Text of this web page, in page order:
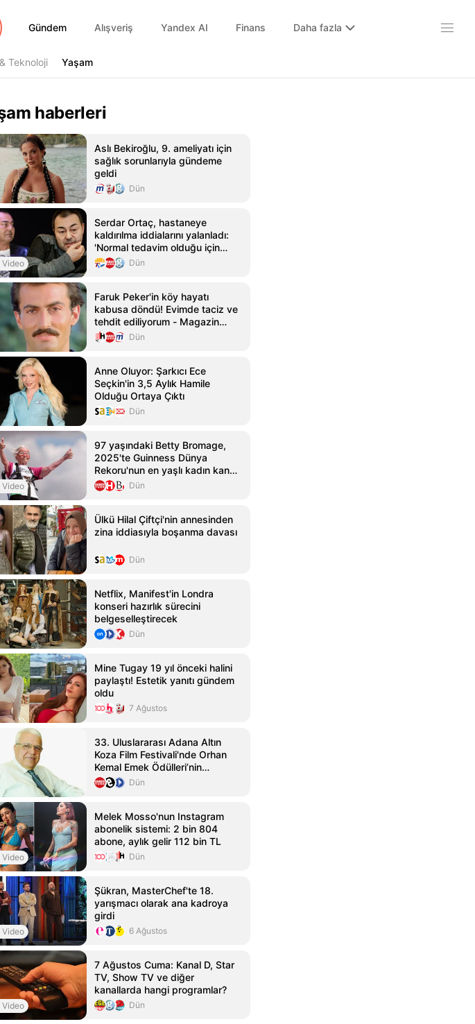
Gündem
Gündem Alışveriş Yandex AI Finans Daha fazla
Teknoloji Yaşam
Yaşam
İbrahim Tatlıses, Muğla'nın
ilçesinde 'dur' ihtarına uymayarak
araba süren ve gözaltına
sonra adli kontrol şartıyla
bırakılan…Devamını oku
28 Temmuz
haberleri
Aslı Bekiroğlu, 9. ameliyatı için
sağlık sorunlarıyla gündeme
geldi
Dün
Video
Serdar Ortaç, hastaneye
kaldırılma iddialarını yalanladı:
'Normal tedavim olduğu için
hastanedeydim'
Dün
Faruk Peker'in köy hayatı
kabusa döndü! Evimde taciz ve
tehdit ediliyorum - Magazin
Haber - HT Magazin
Dün
Anne Oluyor: Şarkıcı Ece
Seçkin'in 3,5 Aylık Hamile
Olduğu Ortaya Çıktı
Dün
Video
97 yaşındaki Betty Bromage,
2025'te Guinness Dünya
Rekoru'nun en yaşlı kadın kanat
yürüyüşçüsüne sahip oldu
Dün
Ülkü Hilal Çiftçi'nin annesinden
zina iddiasıyla boşanma davası
Dün
Netflix, Manifest'in Londra
konseri hazırlık sürecini
belgeselleştirecek
Dün
Mine Tugay 19 yıl önceki halini
paylaştı! Estetik yanıtı gündem
oldu
7 Ağustos
33. Uluslararası Adana Altın
Koza Film Festivali'nde Orhan
Kemal Emek Ödülleri’nin
Sahipleri Açıklandı
Dün
Video
Melek Mosso'nun Instagram
abonelik sistemi: 2 bin 804
abone, aylık gelir 112 bin TL
Dün
Video
Şükran, MasterChef'te 18.
yarışmacı olarak ana kadroya
girdi
6 Ağustos
Video
7 Ağustos Cuma: Kanal D, Star
TV, Show TV ve diğer
kanallarda hangi programlar?
Dün